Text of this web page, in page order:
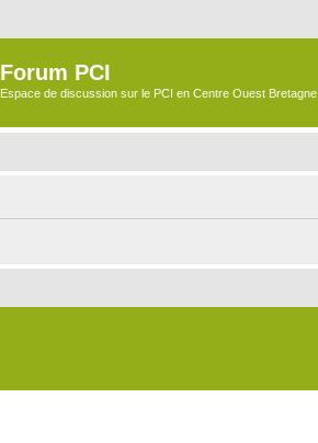
Forum PCI
Espace de discussion sur le PCI en Centre Ouest Bretagne